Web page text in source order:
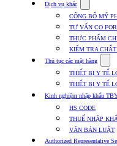
Dịch vụ khác
submenu
for
Dịch
vụ
khác
CÔNG BỐ MỸ
TƯ VẤN CO
THỰC PHẨM
KIỂM TRA
Thủ tục các mặt hàng
for
tục
mặt
THIẾT BỊ Y TẾ
THIẾT BỊ Y TẾ
Kinh nghiệm nhập khẩu
HS CODE
THUẾ NHẬP
VĂN BẢN LUẬT
Authorized Representative